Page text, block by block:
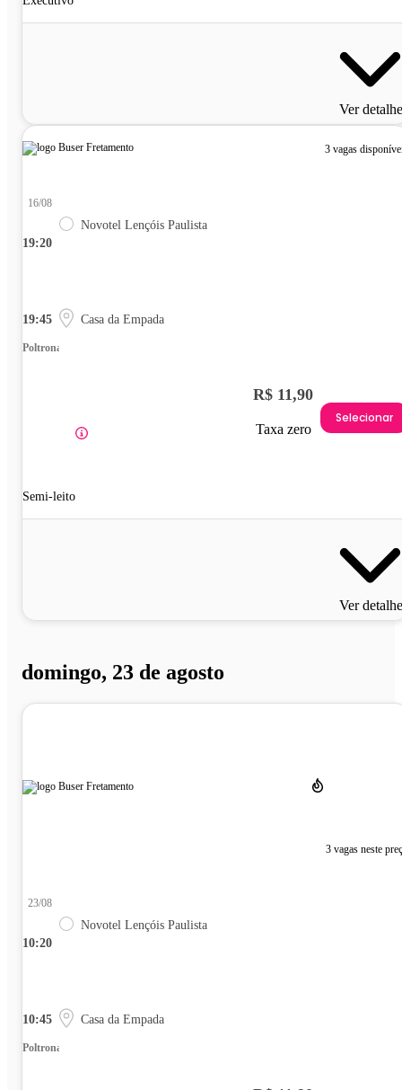
Ver
3 vagas
19:20
16/08
Novotel Lençóis Paulista
19:45 Casa da Empada
Poltrona
Semi-leito
R$ 11,90
Taxa zero
Selecionar
Ver
domingo, 23 de agosto
3 vagas neste
10:20
23/08
Novotel Lençóis Paulista
10:45 Casa da Empada
Poltrona